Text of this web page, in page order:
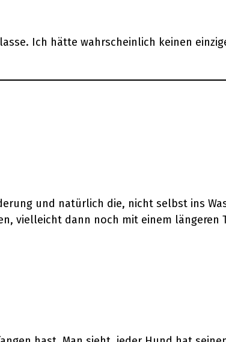
Ich hätte wahrscheinlich keinen
und natürlich die, nicht selbst ins
vielleicht dann noch mit einem längeren